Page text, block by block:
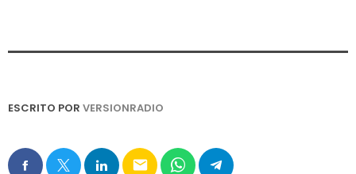
ESCRITO POR VERSIONRADIO
email